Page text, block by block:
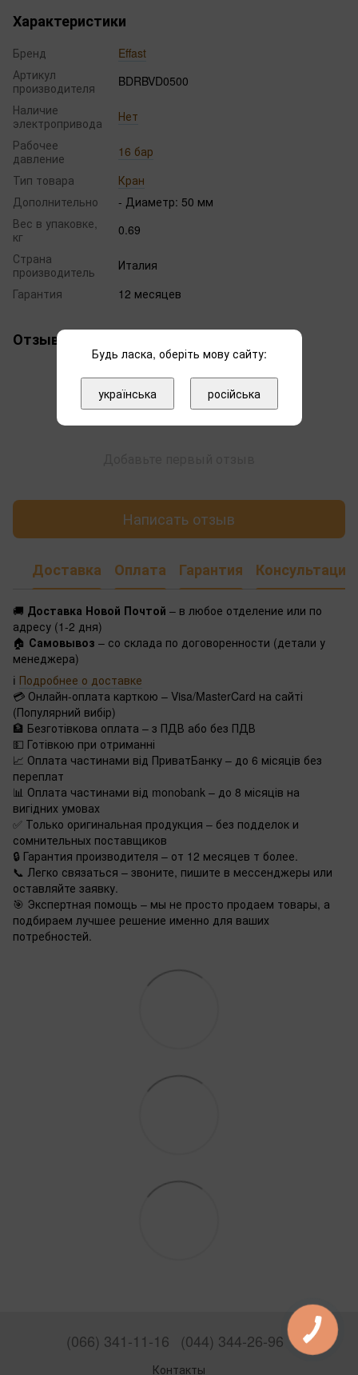
Характеристики
Бренд
Effast
Артикул
производителя
BDRBVD0500
Наличие
электропривода
Нет
Рабочее
давление
16 бар
Тип товара
Кран
Дополнительно
- Диаметр: 50 мм
Вес в упаковке,
кг
0.69
Страна
производитель
Италия
Гарантия
12 месяцев
Отзывы
Написать отзыв
Доставка Оплата Гарантия Консультация
🚚 Доставка Новой Почтой – в любое отделение или по
адресу (1-2 дня)
🏠 Самовывоз – со склада по договоренности (детали у
менеджера)
ℹ️ Подробнее о доставке
💳 Онлайн-оплата карткою – Visa/MasterCard на сайті
(Популярний вибір)
🏦 Безготівкова оплата – з ПДВ або без ПДВ
💵 Готівкою при отриманні
📈 Оплата частинами від ПриватБанку – до 6 місяців без
переплат
📊 Оплата частинами від monobank – до 8 місяців на
вигідних умовах
✅ Только оригинальная продукция – без подделок и
сомнительных поставщиков
🔒 Гарантия производителя – от 12 месяцев т более.
📞 Легко связаться – звоните, пишите в мессенджеры или
оставляйте заявку.
🎯 Экспертная помощь – мы не просто продаем товары, а
подбираем лучшее решение именно для ваших
потребностей.
(066) 341-11-16 (044) 344-26-96
Контакты
Будь ласка, оберіть мову сайту:
українська російська